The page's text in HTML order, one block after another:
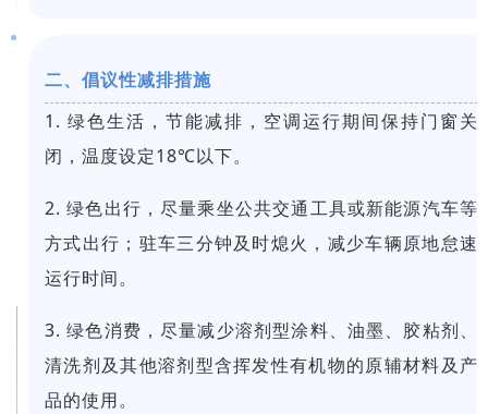
二、倡议性减排措施
1. 绿色生活，节能减排，空调运行期间保持门窗关
闭，温度设定18℃以下。
2. 绿色出行，尽量乘坐公共交通工具或新能源汽车等
方式出行；驻车三分钟及时熄火，减少车辆原地怠速
运行时间。
3. 绿色消费，尽量减少溶剂型涂料、油墨、胶粘剂、
清洗剂及其他溶剂型含挥发性有机物的原辅材料及产
品的使用。